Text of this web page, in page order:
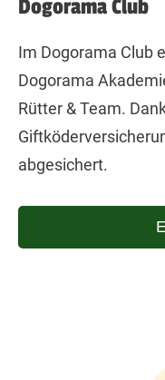
Dogorama Club
Im Dogorama Club
Dogorama
Rütter & Team.
abgesichert.